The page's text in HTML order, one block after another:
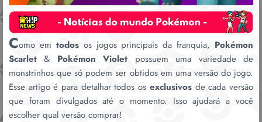
Como em todosos jogos principais da franquia, Pokémon
Scarlet & Pokémon Violet possuem uma variedade de
monstrinhos que só podem ser obtidos em uma versão do jogo.
Esse artigo é para detalhar todos os exclusivosde cada versão
que foram divulgados até o momento. Isso ajudará a você
escolher qual versão comprar!